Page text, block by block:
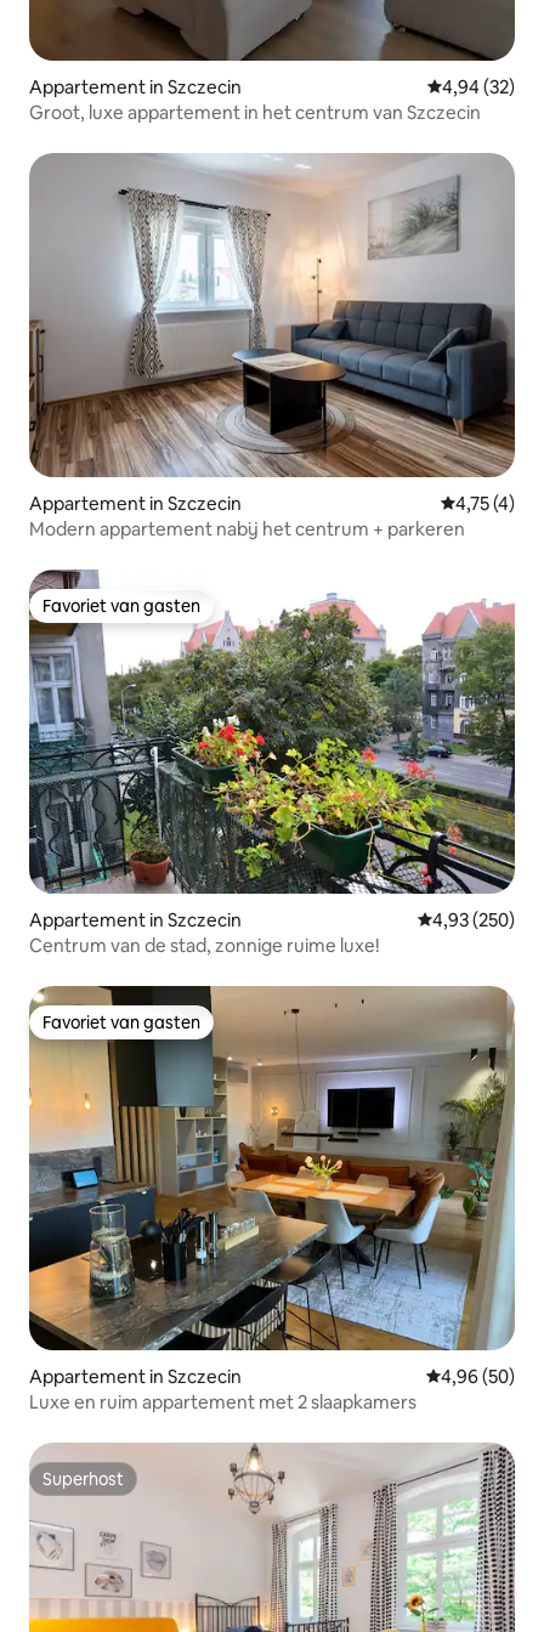
Appartement in Szczecin Gemiddelde
4,94 (32)
Groot, luxe appartement in het centrum van Szczecin
Appartement in Szczecin
4,75 (4)
Modern appartement nabij het centrum + parkeren
Favoriet van gasten
Favoriet van gasten
Appartement in Szczecin Gemiddelde
4,93 (250)
Centrum van de stad, zonnige ruime luxe!
Favoriet van gasten
Favoriet van gasten
Appartement in Szczecin Gemiddelde
4,96 (50)
Luxe en ruim appartement met 2 slaapkamers
Superhost
Superhost